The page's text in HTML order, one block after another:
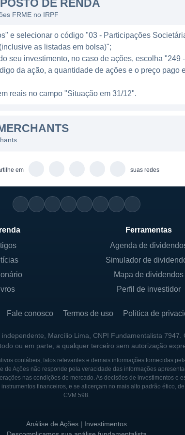
demandas.
agências. A empresa oferece produtos
e médias empresas, promovendo um
digitais modernas, a First
a acessibilidade e a conveniência de
do cliente, o que é evidente em sua
incluem atendimento ao cliente
tem permitido à First Merchants
por sua sólida base de clientes e
A empresa se envolve em diversas
estar das comunidades em que atua. Este
em Muncie, Indiana, inicialmente como um
Na década de 1980, a First Merchants
a inovar seus serviços, investindo
expectativas dos clientes. A companhia
sua posição no setor, permitindo que ela
e mais estabelecidas. Essa trajetória de
permanece firme em sua missão de
DE RENDA
FRME no IRPF
e selecionar o código "03 - Participações
as listadas em bolsa)";
seu investimento, no caso de ações, escolha "249
da ação, a quantidade de ações e o preço pago
reais no campo "Situação em 31/12".
em suas redes
Ferramentas
Agenda de
Simulador de
Mapa de dividendos
Perfil de investidor
Fale conosco Termos de uso Política de
Marcílio Lima, CNPI Fundamentalista
ou em parte, a qualquer terceiro sem autorização
contábeis, fatos relevantes e demais informações fornecidas
de Ações não responde pela veracidade das informações
nas condições de mercado. As decisões de investimentos e
financeiros, e se alicerçam no mais alto padrão ético,
CVM 598.
Análise de Ações | Investimentos